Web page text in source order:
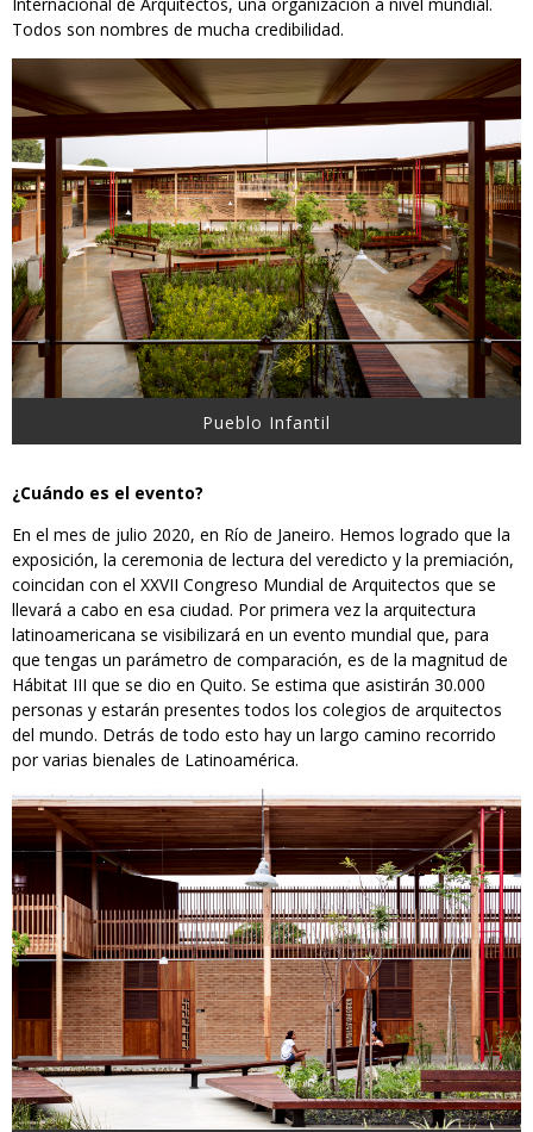
Todos son nombres de mucha credibilidad.
Pueblo Infantil
¿Cuándo es el evento?
En el mes de julio 2020, en Río de Janeiro. Hemos logrado que la
exposición, la ceremonia de lectura del veredicto y la premiación,
coincidan con el XXVII Congreso Mundial de Arquitectos que se
llevará a cabo en esa ciudad. Por primera vez la arquitectura
latinoamericana se visibilizará en un evento mundial que, para
que tengas un parámetro de comparación, es de la magnitud de
Hábitat III que se dio en Quito. Se estima que asistirán 30.000
personas y estarán presentes todos los colegios de arquitectos
del mundo. Detrás de todo esto hay un largo camino recorrido
por varias bienales de Latinoamérica.